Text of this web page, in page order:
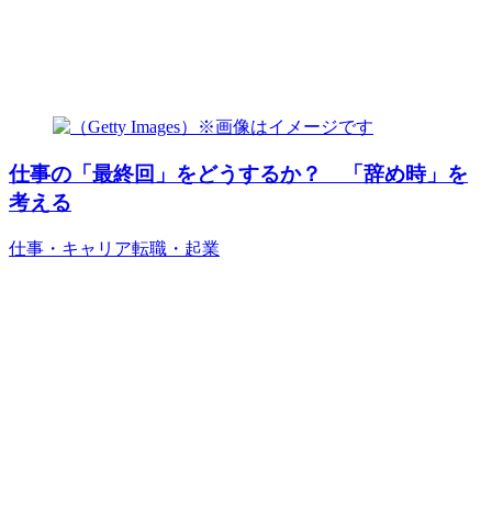
仕事の「最終回」をどうするか？ 「辞め時」を
考える
仕事・キャリア転職・起業